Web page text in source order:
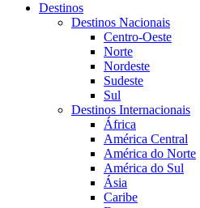
Destinos
Destinos Nacionais
Centro-Oeste
Norte
Nordeste
Sudeste
Sul
Destinos Internacionais
África
América Central
América do Norte
América do Sul
Ásia
Caribe